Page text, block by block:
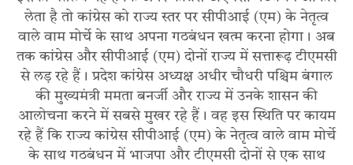
लेता है तो कांग्रेस को राज्य स्तर पर सीपीआई (एम) के नेतृत्व
वाले वाम मोर्चे के साथ अपना गठबंधन खत्म करना होगा। अब
तक कांग्रेस और सीपीआई (एम) दोनों राज्य में सत्तारूढ़ टीएमसी
से लड़ रहे हैं। प्रदेश कांग्रेस अध्यक्ष अधीर चौधरी पश्चिम बंगाल
की मुख्यमंत्री ममता बनर्जी और राज्य में उनके शासन की
आलोचना करने में सबसे मुखर रहे हैं। वह इस स्थिति पर कायम
रहे हैं कि राज्य कांग्रेस सीपीआई (एम) के नेतृत्व वाले वाम मोर्चे
के साथ गठबंधन में भाजपा और टीएमसी दोनों से एक साथ